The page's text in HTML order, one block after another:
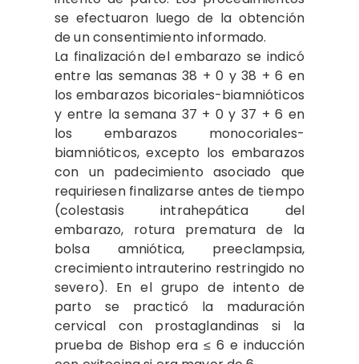
se efectuaron luego de la obtención
de un consentimiento informado.
La finalización del embarazo se indicó
entre las semanas 38 + 0 y 38 + 6 en
los embarazos bicoriales-biamnióticos
y entre la semana 37 + 0 y 37 + 6 en
los embarazos monocoriales-
biamnióticos, excepto los embarazos
con un padecimiento asociado que
requiriesen finalizarse antes de tiempo
(colestasis intrahepática del
embarazo, rotura prematura de la
bolsa amniótica, preeclampsia,
crecimiento intrauterino restringido no
severo). En el grupo de intento de
parto se practicó la maduración
cervical con prostaglandinas si la
prueba de Bishop era ≤ 6 e inducción